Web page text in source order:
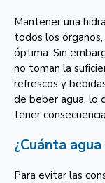
Mantener una
todos los
óptima. Sin
no toman la
refrescos y
de beber agua, lo
tener
¿Cuánta
Para evitar las